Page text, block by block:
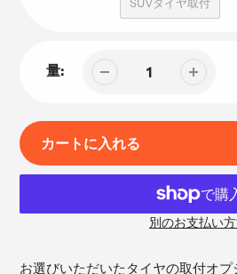
量:
カートに入れる
別のお支払い
ー
お選びいただいたタイヤの取付オ